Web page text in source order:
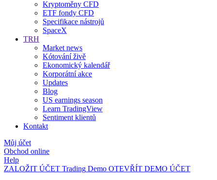
Kryptoměny CFD
ETF fondy CFD
Specifikace nástrojů
SpaceX
TRH
Market news
Kótování živě
Ekonomický kalendář
Korporátní akce
Updates
Blog
US earnings season
Learn TradingView
Sentiment klientů
Kontakt
Můj účet
Obchod online
Help
ZALOŽIT ÚČET Trading Demo OTEVŘÍT DEMO ÚČET